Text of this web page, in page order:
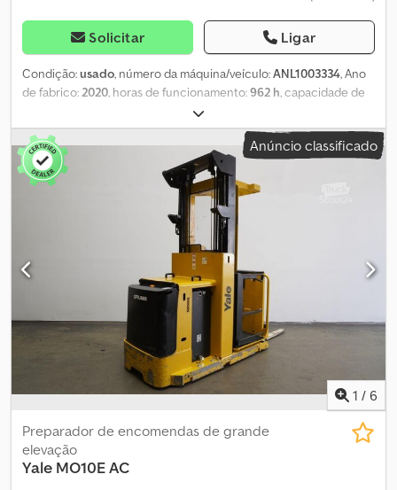
Solicitar Ligar
Condição:usado, número da máquina/veículo:ANL1003334, Ano
de fabrico:2020, horas de funcionamento:962 h, capacidade de
, altura de elevação:
mm, centro de carga:600 mm, tipo de mastro:simplex,
capacidade da bateria:375 Ah , tensão da bateria:24 V, largura do
suporte de garfos:
560 mm, comprimento do garfo:
peso em vazio:
, altura total:1 320 mm, comprimento total:
790 mm , combustível:
Aquamatic com bateria - Conector do veículo REMA 160A - Troca
lateral da bateria com roletes - Curso inicial - Garfos com
comprimento de 560 a 1150 mm, 560 / 1150 / 55 mm - Suporte dos
garfos adequado para paletes tipo gaiola - Sistema de descida
suave (SoftLanding) - Proteção do mastro: policarbonato -
Suporte com prancheta - Coluna de direção com ajuste de altura
- Controlo de acesso: interruptor de chave - Deslocamento
gradual para frente e para trás Crsdpfx Ahjzk R Anj Rsf -
Velocidade de deslocamento com o garfo abaixado: 10 km/h - LSP
Anúncio classificado
1 / 6
Preparador de encomendas de grande
elevação
Yale MO10E AC